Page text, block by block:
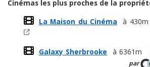
Cinémas les plus proches de la
La Maison du Cinéma
à 430m
Galaxy Sherbrooke à 6361m
par